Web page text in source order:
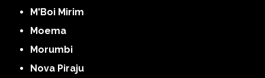
M'Boi Mirim
Moema
Morumbi
Nova Piraju